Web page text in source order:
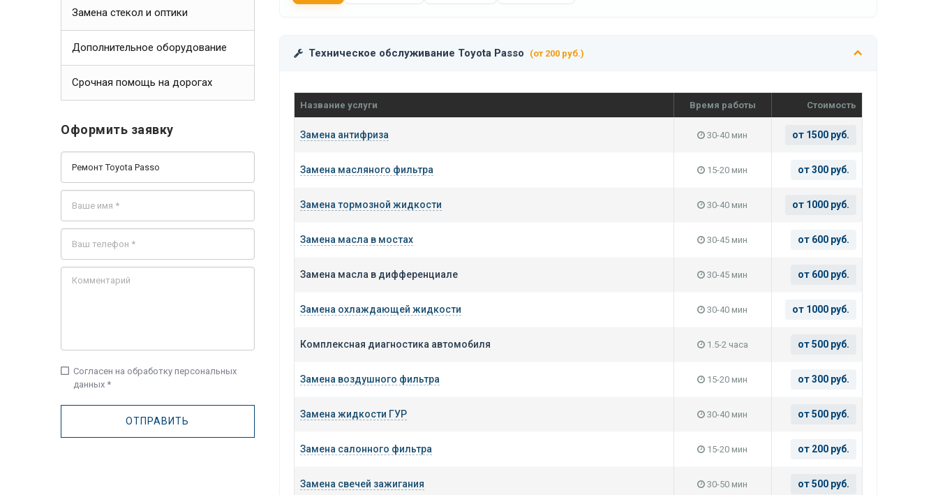
Техническое обслуживание Toyota Passo (от 200 руб.)
Название услуги Время работы Стоимость
Замена антифриза 30-40 мин от 1500 руб.
Замена масляного фильтра 15-20 мин от 300 руб.
Замена тормозной жидкости 30-40 мин от 1000 руб.
Замена масла в мостах 30-45 мин от 600 руб.
Замена масла в дифференциале 30-45 мин от 600 руб.
Замена охлаждающей жидкости 30-40 мин от 1000 руб.
Комплексная диагностика автомобиля 1.5-2 часа от 500 руб.
Замена воздушного фильтра 15-20 мин от 300 руб.
Замена жидкости ГУР 30-40 мин от 500 руб.
Замена салонного фильтра 15-20 мин от 200 руб.
Замена свечей зажигания 30-50 мин от 500 руб.
Замена стекол и оптики
Дополнительное оборудование
Срочная помощь на дорогах
Оформить заявку
check_box_outline_blank Согласен на обработку персональных
данных *